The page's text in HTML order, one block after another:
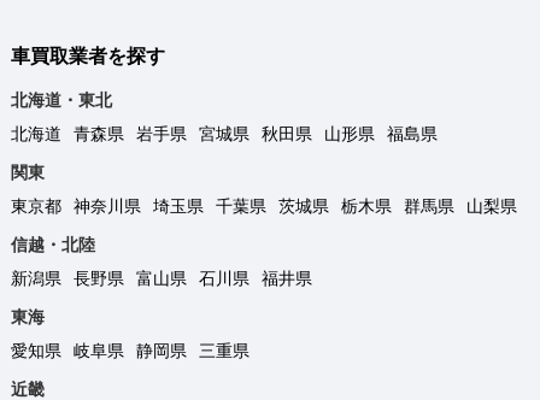
車買取業者を探す
北海道・東北
北海道
青森県 岩手県 宮城県 秋田県 山形県
福島県
関東
東京都
神奈川県 埼玉県 千葉県 茨城県 栃木県 群馬県
山梨県
信越・北陸
新潟県
長野県 富山県 石川県
福井県
東海
愛知県
岐阜県 静岡県
三重県
近畿